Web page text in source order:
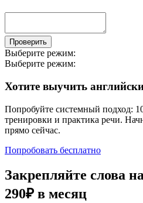
Проверить
Выберите режим:
Выберите режим:
Хотите выучить
Попробуйте системный подход:
тренировки и практика речи.
прямо сейчас.
Попробовать бесплатно
Закрепляйте слова
290₽ в месяц